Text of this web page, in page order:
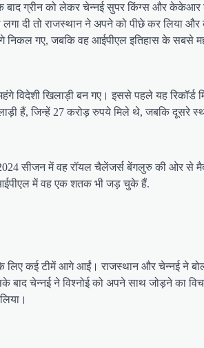
बाद ग्रीन को लेकर चेन्नई सुपर किंग्स और
दी तो राजस्थान ने अपने को पीछे कर लिया
गए, जबकि वह आईपीएल इतिहास के सबसे
खिलाड़ी बन गए। इससे पहले यह रिकॉर्ड
हैं, जिन्हें 27 करोड़ रुपये मिले थे, जबकि दूसरे
सीजन में वह रॉयल चैलेंजर्स बेंगलुरु की ओर से
में वह एक शतक भी जड़ चुके हैं.
के लिए कई टीमें आगे आईं। राजस्थान और चेन्नई ने
चेन्नई ने विश्नोई को अपने साथ जोड़ने का